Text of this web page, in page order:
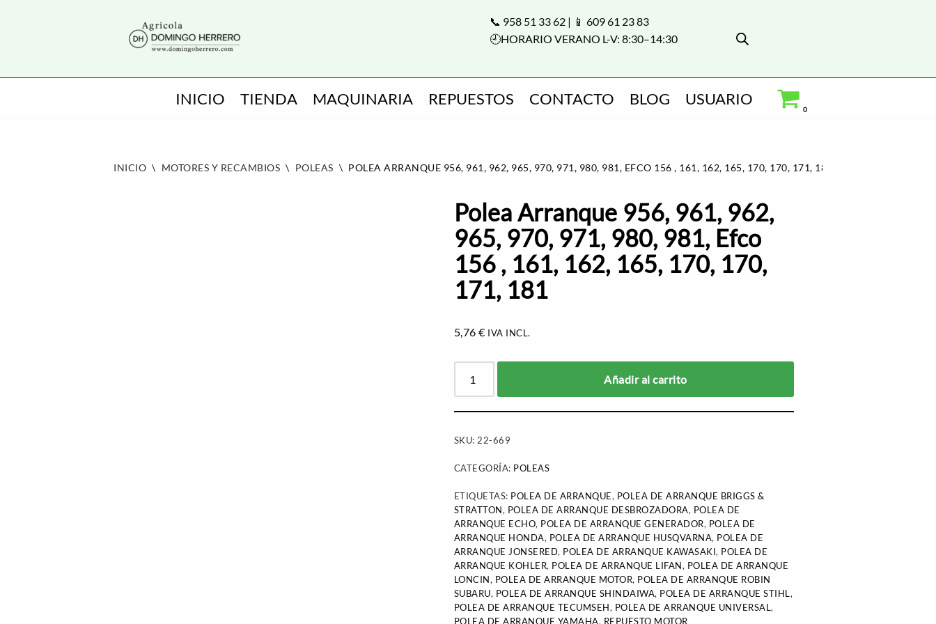
📞 958 51 33 62 | 📱 609 61 23 83
🕘HORARIO VERANO L-V: 8:30–14:30
INICIO TIENDA MAQUINARIA REPUESTOS CONTACTO BLOG USUARIO
0
INICIO \ MOTORES Y RECAMBIOS \ POLEAS \ POLEA ARRANQUE 956, 961, 962, 965, 970, 971, 980, 981, EFCO 156 , 161, 162, 165, 170, 170, 171, 181
Polea Arranque 956, 961, 962,
965, 970, 971, 980, 981, Efco
156 , 161, 162, 165, 170, 170,
171, 181
5,76€ IVA INCL.
Añadir al carrito
SKU: 22-669
CATEGORÍA: POLEAS
ETIQUETAS: POLEA DE ARRANQUE, POLEA DE ARRANQUE BRIGGS &
STRATTON, POLEA DE ARRANQUE DESBROZADORA, POLEA DE
ARRANQUE ECHO, POLEA DE ARRANQUE GENERADOR, POLEA DE
ARRANQUE HONDA, POLEA DE ARRANQUE HUSQVARNA, POLEA DE
ARRANQUE JONSERED, POLEA DE ARRANQUE KAWASAKI, POLEA DE
ARRANQUE KOHLER, POLEA DE ARRANQUE LIFAN, POLEA DE ARRANQUE
LONCIN, POLEA DE ARRANQUE MOTOR, POLEA DE ARRANQUE ROBIN
SUBARU, POLEA DE ARRANQUE SHINDAIWA, POLEA DE ARRANQUE STIHL,
POLEA DE ARRANQUE TECUMSEH, POLEA DE ARRANQUE UNIVERSAL,
POLEA DE ARRANQUE YAMAHA, REPUESTO MOTOR